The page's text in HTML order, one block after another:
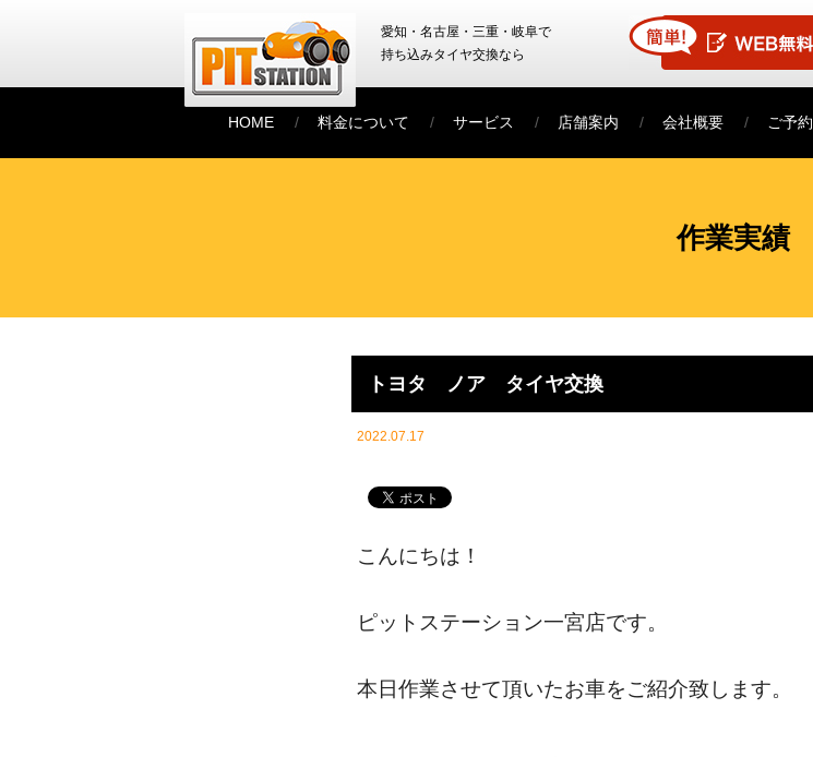
愛知・名古屋・三重・岐阜で
持ち込みタイヤ交換なら
HOME 料金について サービス 店舗案内 会社概要 ご予約
作業実績
トヨタ ノア タイヤ交換
2022.07.17
こんにちは！
ピットステーション一宮店です。
本日作業させて頂いたお車をご紹介致します。